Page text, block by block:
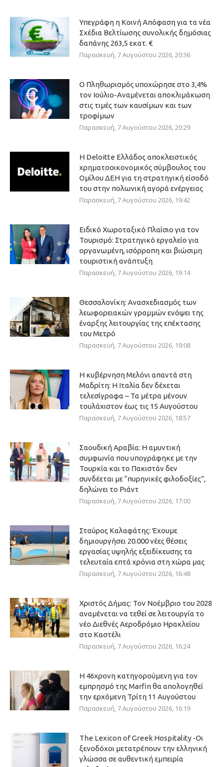
Υπεγράφη η Κοινή Απόφαση για τα νέα
Σχέδια Βελτίωσης συνολικής δημόσιας
δαπάνης 263,5 εκατ. €
Παρασκευή, 7 Αυγούστου 2026, 20:36
Ο Πληθωρισμός υποχώρησε στο 3,4%
τον Ιούλιο-Αναμένεται αποκλιμάκωση
στις τιμές των καυσίμων και των
τροφίμων
Παρασκευή, 7 Αυγούστου 2026, 20:29
Η Deloitte Ελλάδος αποκλειστικός
χρηματοοικονομικός σύμβουλος του
Ομίλου ΔΕΗ για τη στρατηγική είσοδό
του στην πολωνική αγορά ενέργειας
Παρασκευή, 7 Αυγούστου 2026, 19:42
Ειδικό Χωροταξικό Πλαίσιο για τον
Τουρισμό: Στρατηγικό εργαλείο για
οργανωμένη, ισόρροπη και βιώσιμη
τουριστική ανάπτυξη
Παρασκευή, 7 Αυγούστου 2026, 19:14
Θεσσαλονίκη: Ανασχεδιασμός των
λεωφορειακών γραμμών ενόψει της
έναρξης λειτουργίας της επέκτασης
του Μετρό
Παρασκευή, 7 Αυγούστου 2026, 19:08
Η κυβέρνηση Μελόνι απαντά στη
Μαδρίτη: Η Ιταλία δεν δέχεται
τελεσίγραφα – Τα μέτρα μένουν
τουλάχιστον έως τις 15 Αυγούστου
Παρασκευή, 7 Αυγούστου 2026, 18:57
Σαουδική Αραβία: Η αμυντική
συμφωνία που υπογράφηκε με την
Τουρκία και το Πακιστάν δεν
συνδέεται με “πυρηνικές φιλοδοξίες”,
δηλώνει το Ριάντ
Παρασκευή, 7 Αυγούστου 2026, 17:00
Σταύρος Καλαφάτης: Έχουμε
δημιουργήσει 20.000 νέες θέσεις
εργασίας υψηλής εξειδίκευσης τα
τελευταία επτά χρόνια στη χώρα μας
Παρασκευή, 7 Αυγούστου 2026, 16:48
Χριστός Δήμας: Τον Νοέμβριο του 2028
αναμένεται να τεθεί σε λειτουργία το
νέο Διεθνές Αεροδρόμιο Ηρακλείου
στο Καστέλι
Παρασκευή, 7 Αυγούστου 2026, 16:24
Η 46χρονη κατηγορούμενη για τον
εμπρησμό της Marfin θα απολογηθεί
την ερχόμενη Τρίτη 11 Αυγούστου
Παρασκευή, 7 Αυγούστου 2026, 16:19
The Lexicon of Greek Hospitality -Οι
ξενοδόχοι μετατρέπουν την ελληνική
γλώσσα σε αυθεντική εμπειρία